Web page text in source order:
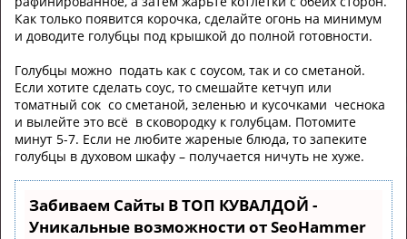
Как только появится корочка, сделайте огонь на минимум
и доводите голубцы под крышкой до полной готовности.
Голубцы можно подать как с соусом, так и со сметаной.
Если хотите сделать соус, то смешайте кетчуп или
томатный сок со сметаной, зеленью и кусочками чеснока
и вылейте это всё в сковородку к голубцам. Потомите
минут 5-7. Если не любите жареные блюда, то запеките
голубцы в духовом шкафу – получается ничуть не хуже.
Забиваем Сайты В ТОП КУВАЛДОЙ -
Уникальные возможности от SeoHammer